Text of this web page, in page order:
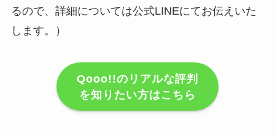
るので、詳細については公式LINEにてお伝えいた
します。）
Qooo!!のリアルな評判
を知りたい方はこちら